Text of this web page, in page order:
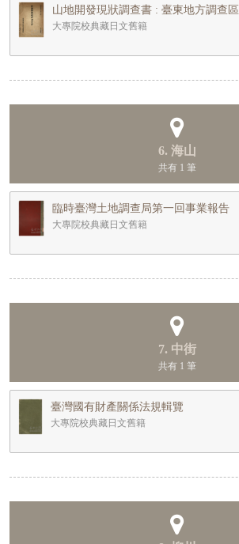
山地開發現狀調查書 : 臺東地方調查區
大專院校典藏日文舊籍
6. 海山
共有 1 筆
臨時臺灣土地調查局第一回事業報告
大專院校典藏日文舊籍
7. 中街
共有 1 筆
臺灣國有財產關係法規輯覽
大專院校典藏日文舊籍